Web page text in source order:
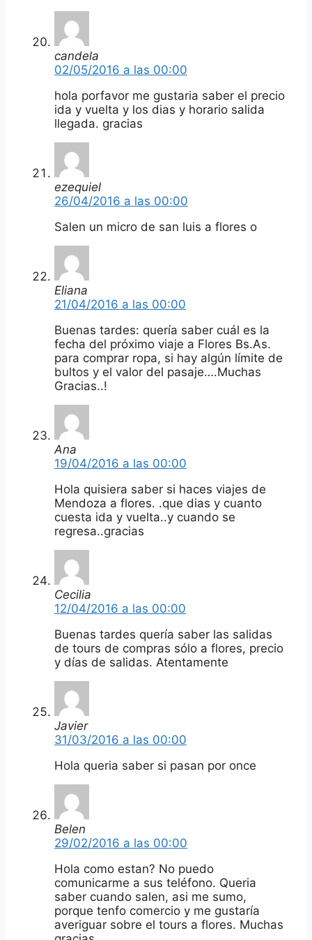
candela
02/05/2016 a las 00:00
hola porfavor me gustaria saber el precio
ida y vuelta y los dias y horario salida
llegada. gracias
ezequiel
26/04/2016 a las 00:00
Salen un micro de san luis a flores o
Eliana
21/04/2016 a las 00:00
Buenas tardes: quería saber cuál es la
fecha del próximo viaje a Flores Bs.As.
para comprar ropa, si hay algún límite de
bultos y el valor del pasaje….Muchas
Gracias..!
Ana
19/04/2016 a las 00:00
Hola quisiera saber si haces viajes de
Mendoza a flores. .que dias y cuanto
cuesta ida y vuelta..y cuando se
regresa..gracias
Cecilia
12/04/2016 a las 00:00
Buenas tardes quería saber las salidas
de tours de compras sólo a flores, precio
y días de salidas. Atentamente
Javier
31/03/2016 a las 00:00
Hola queria saber si pasan por once
Belen
29/02/2016 a las 00:00
Hola como estan? No puedo
comunicarme a sus teléfono. Queria
saber cuando salen, asi me sumo,
porque tenfo comercio y me gustaría
averiguar sobre el tours a flores. Muchas